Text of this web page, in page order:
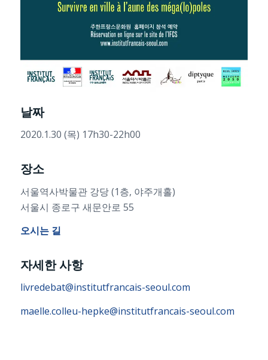
날짜
2020.1.30 (목) 17h30-22h00
장소
서울역사박물관 강당 (1층, 야주개홀)
서울시 종로구 새문안로 55
오시는 길
자세한 사항
livredebat@institutfrancais-seoul.com
maelle.colleu-hepke@institutfrancais-seoul.com